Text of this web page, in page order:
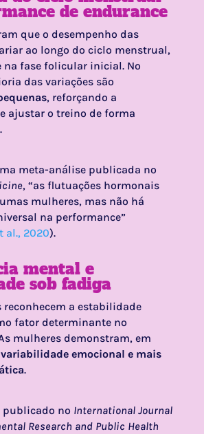
de endurance
que o desempenho das
ao longo do ciclo menstrual,
na fase folicular inicial. No
das variações são
, reforçando a
ajustar o treino de forma
meta-análise publicada no
, “as flutuações hormonais
mulheres, mas não há
na performance”
al., 2020).
mental e
sob fadiga
reconhecem a estabilidade
fator determinante no
mulheres demonstram, em
emocional e mais
.
publicado no International Journal
Research and Public Health